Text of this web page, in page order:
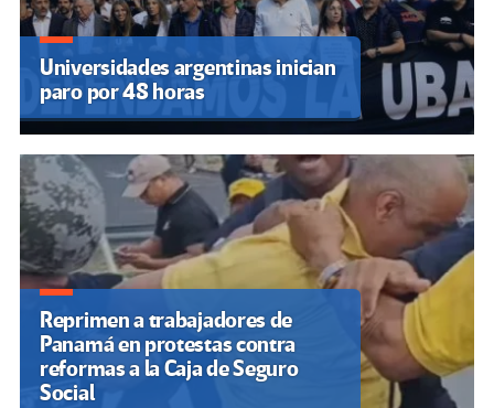
Universidades argentinas inician
paro por 48 horas
Reprimen a trabajadores de
Panamá en protestas contra
reformas a la Caja de Seguro
Social